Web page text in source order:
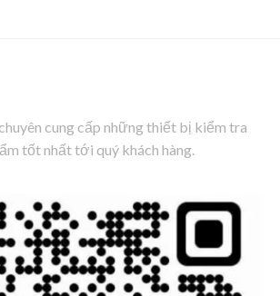
cung cấp những thiết bị kiểm tra
tốt nhất tới quý khách hàng.